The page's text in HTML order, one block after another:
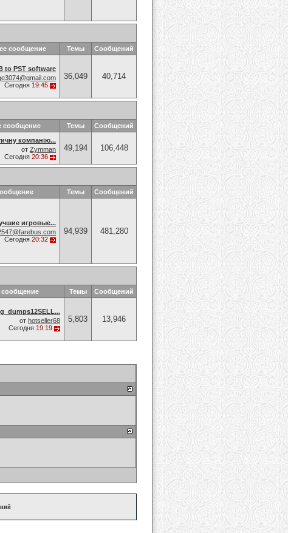
сообщение Темы Сообщений
to PST software
Сегодня 19:45
36,049 40,714
сообщение Темы Сообщений
компанію...
от Zymman
Сегодня 20:36
49,194 106,448
Темы Сообщений
игровые...
Сегодня 20:32
94,939 481,280
сообщение Темы Сообщений
от hotseller68
Сегодня 19:19
5,803 13,946